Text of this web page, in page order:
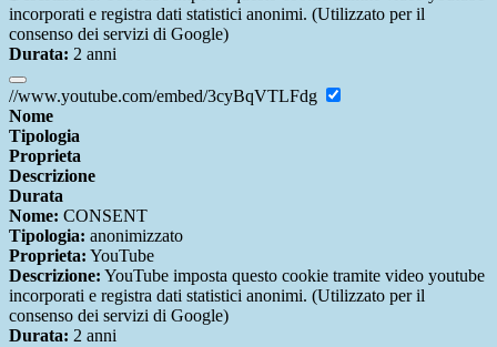
incorporati e registra dati statistici anonimi. (Utilizzato per il
consenso dei servizi di Google)
Durata: 2 anni
//www.youtube.com/embed/3cyBqVTLFdg
Nome
Tipologia
Proprieta
Descrizione
Durata
Nome: CONSENT
Tipologia: anonimizzato
Proprieta: YouTube
Descrizione: YouTube imposta questo cookie tramite video youtube
incorporati e registra dati statistici anonimi. (Utilizzato per il
consenso dei servizi di Google)
Durata: 2 anni